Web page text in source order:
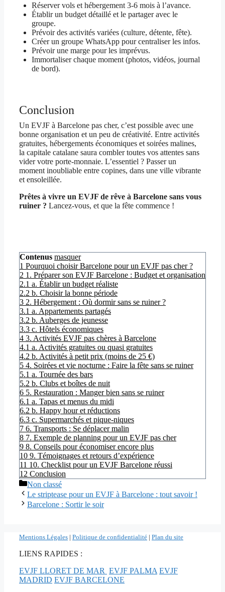
Réserver vols et hébergement 3-6 mois à l’avance.
Établir un budget détaillé et le partager avec le
groupe.
Prévoir des activités variées (culture, détente, fête).
Créer un groupe WhatsApp pour centraliser les infos.
Prévoir une marge pour les imprévus.
Immortaliser chaque moment (photos, vidéos, journal
de bord).
Conclusion
Un EVJF à Barcelone pas cher, c’est possible avec une
bonne organisation et un peu de créativité. Entre activités
gratuites, hébergements économiques et soirées malines,
la capitale catalane saura combler toutes vos attentes sans
vider votre porte-monnaie. L’essentiel ? Passer un
moment inoubliable entre copines, dans une ville vibrante
et ensoleillée.
Prêtes à vivre un EVJF de rêve à Barcelone sans vous
ruiner ? Lancez-vous, et que la fête commence !
Contenus masquer
1 Pourquoi choisir Barcelone pour un EVJF pas cher ?
2 1. Préparer son EVJF Barcelone : Budget et organisation
2.1 a. Établir un budget réaliste
2.2 b. Choisir la bonne période
3 2. Hébergement : Où dormir sans se ruiner ?
3.1 a. Appartements partagés
3.2 b. Auberges de jeunesse
3.3 c. Hôtels économiques
4 3. Activités EVJF pas chères à Barcelone
4.1 a. Activités gratuites ou quasi gratuites
4.2 b. Activités à petit prix (moins de 25 €)
5 4. Soirées et vie nocturne : Faire la fête sans se ruiner
5.1 a. Tournée des bars
5.2 b. Clubs et boîtes de nuit
6 5. Restauration : Manger bien sans se ruiner
6.1 a. Tapas et menus du midi
6.2 b. Happy hour et réductions
6.3 c. Supermarchés et pique-niques
7 6. Transports : Se déplacer malin
8 7. Exemple de planning pour un EVJF pas cher
9 8. Conseils pour économiser encore plus
10 9. Témoignages et retours d’expérience
11 10. Checklist pour un EVJF Barcelone réussi
12 Conclusion
Catégories
Non classé
Le striptease pour un EVJF à Barcelone : tout savoir !
Barcelone : Sortir le soir
Mentions Légales | Politique de confidentialité | Plan du site
LIENS RAPIDES :
EVJF LLORET DE MAR EVJF PALMA EVJF
MADRID EVJF BARCELONE